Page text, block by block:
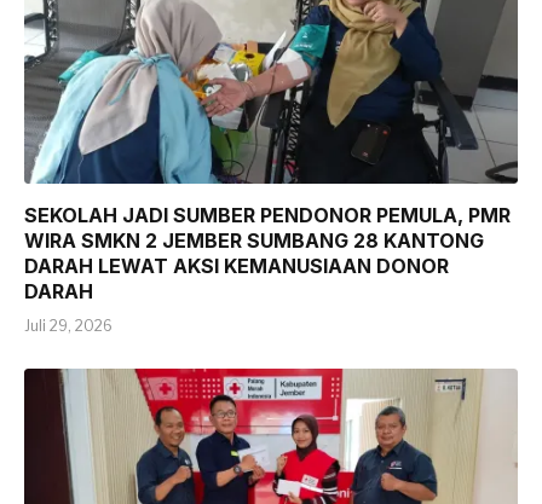
SEKOLAH JADI SUMBER PENDONOR PEMULA, PMR
WIRA SMKN 2 JEMBER SUMBANG 28 KANTONG
DARAH LEWAT AKSI KEMANUSIAAN DONOR
DARAH
Juli 29, 2026